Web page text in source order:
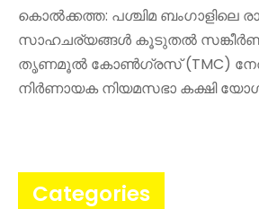
കൊൽക്കത്ത: പശ്ചിമ ബംഗാളിലെ
സാഹചര്യങ്ങൾ കൂടുതൽ
തൃണമൂൽ കോൺഗ്രസ് (TMC)
നിർണായക നിയമസഭാ കക്ഷി
Categories